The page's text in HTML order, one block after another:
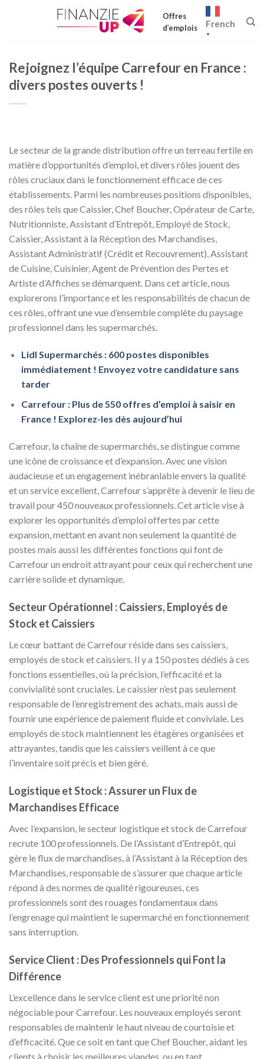
Offres
d’emplois
French
▼
Rejoignez l’équipe Carrefour en France :
divers postes ouverts !
Le secteur de la grande distribution offre un terreau fertile en
matière d’opportunités d’emploi, et divers rôles jouent des
rôles cruciaux dans le fonctionnement efficace de ces
établissements. Parmi les nombreuses positions disponibles,
des rôles tels que Caissier, Chef Boucher, Opérateur de Carte,
Nutritionniste, Assistant d’Entrepôt, Employé de Stock,
Caissier, Assistant à la Réception des Marchandises,
Assistant Administratif (Crédit et Recouvrement), Assistant
de Cuisine, Cuisinier, Agent de Prévention des Pertes et
Artiste d’Affiches se démarquent. Dans cet article, nous
explorerons l’importance et les responsabilités de chacun de
ces rôles, offrant une vue d’ensemble complète du paysage
professionnel dans les supermarchés.
Lidl Supermarchés : 600 postes disponibles
immédiatement ! Envoyez votre candidature sans
tarder
Carrefour : Plus de 550 offres d’emploi à saisir en
France ! Explorez-les dès aujourd’hui
Carrefour, la chaîne de supermarchés, se distingue comme
une icône de croissance et d’expansion. Avec une vision
audacieuse et un engagement inébranlable envers la qualité
et un service excellent, Carrefour s’apprête à devenir le lieu de
travail pour 450 nouveaux professionnels. Cet article vise à
explorer les opportunités d’emploi offertes par cette
expansion, mettant en avant non seulement la quantité de
postes mais aussi les différentes fonctions qui font de
Carrefour un endroit attrayant pour ceux qui recherchent une
carrière solide et dynamique.
Secteur Opérationnel : Caissiers, Employés de
Stock et Caissiers
Le cœur battant de Carrefour réside dans ses caissiers,
employés de stock et caissiers. Il y a 150 postes dédiés à ces
fonctions essentielles, où la précision, l’efficacité et la
convivialité sont cruciales. Le caissier n’est pas seulement
responsable de l’enregistrement des achats, mais aussi de
fournir une expérience de paiement fluide et conviviale. Les
employés de stock maintiennent les étagères organisées et
attrayantes, tandis que les caissiers veillent à ce que
l’inventaire soit précis et bien géré.
Logistique et Stock : Assurer un Flux de
Marchandises Efficace
Avec l’expansion, le secteur logistique et stock de Carrefour
recrute 100 professionnels. De l’Assistant d’Entrepôt, qui
gère le flux de marchandises, à l’Assistant à la Réception des
Marchandises, responsable de s’assurer que chaque article
répond à des normes de qualité rigoureuses, ces
professionnels sont des rouages fondamentaux dans
l’engrenage qui maintient le supermarché en fonctionnement
sans interruption.
Service Client : Des Professionnels qui Font la
Différence
L’excellence dans le service client est une priorité non
négociable pour Carrefour. Les nouveaux employés seront
responsables de maintenir le haut niveau de courtoisie et
d’efficacité. Que ce soit en tant que Chef Boucher, aidant les
clients à choisir les meilleures viandes, ou en tant